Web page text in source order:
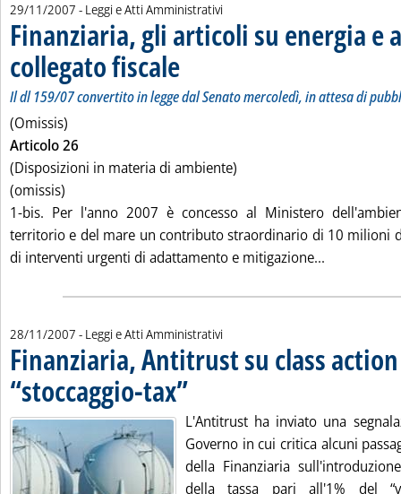
29/11/2007 - Leggi e Atti Amministrativi
Finanziaria, gli articoli su energia e
collegato fiscale . Sottotitolo: Il dl 159/07 convertito in legge dal
. Pubblicata giovedì 29 novembre 2007 alle 16.11.
Il dl 159/07 convertito in legge dal Senato mercoledì, in attesa di
(Omissis)
Articolo 26
(Disposizioni in materia di ambiente)
(omissis)
1-bis. Per l'anno 2007 è concesso al Ministero
territorio e del mare un contributo straordinario di 10 milioni
di interventi urgenti di adattamento e mitigazione...
28/11/2007 - Leggi e Atti Amministrativi
Finanziaria, Antitrust su class
“stoccaggio-tax”. Pubblicata mercoledì 28 novembre 2007 alle
L'Antitrust ha inviato una
Governo in cui critica alcuni
della Finanziaria
della tassa pari all'1% del